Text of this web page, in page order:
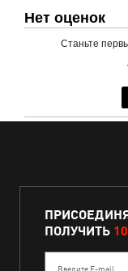
Нет оценок
Станьте
ПОЛУЧИТЬ
Введите E-mail